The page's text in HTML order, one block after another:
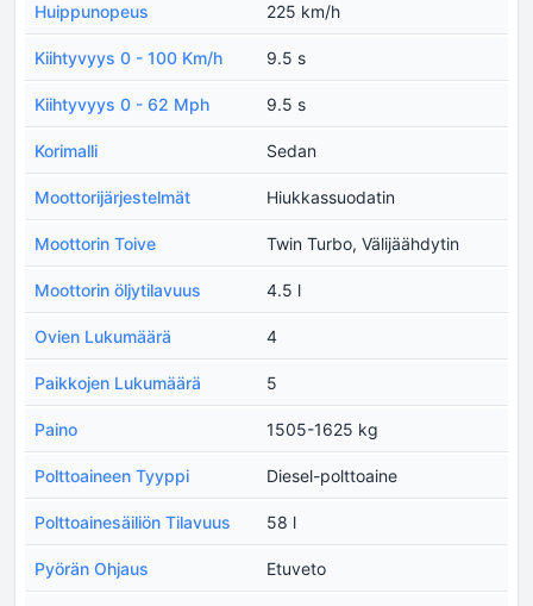
Huippunopeus 225 km/h
Kiihtyvyys 0 - 100 Km/h 9.5 s
Kiihtyvyys 0 - 62 Mph 9.5 s
Korimalli Sedan
Moottorijärjestelmät Hiukkassuodatin
Moottorin Toive Twin Turbo, Välijäähdytin
Moottorin öljytilavuus 4.5 l
Ovien Lukumäärä 4
Paikkojen Lukumäärä 5
Paino 1505-1625 kg
Polttoaineen Tyyppi Diesel-polttoaine
Polttoainesäiliön Tilavuus 58 l
Pyörän Ohjaus Etuveto